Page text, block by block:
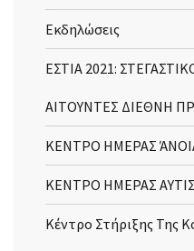
Εκδηλώσεις
ΕΣΤΙΑ 2021:
ΑΙΤΟΥΝΤΕΣ ΔΙΕΘΝΗ
ΚΕΝΤΡΟ ΗΜΕΡΑΣ
ΚΕΝΤΡΟ ΗΜΕΡΑΣ
Κέντρο Στήριξης Της